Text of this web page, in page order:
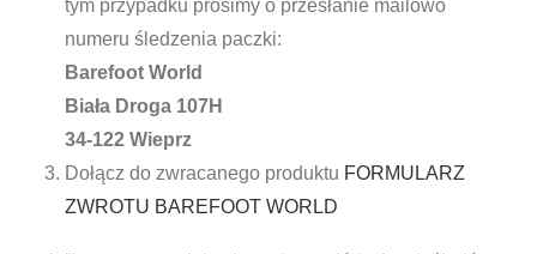
tym przypadku prosimy o przesłanie mailowo
numeru śledzenia paczki:
Barefoot World
Biała Droga 107H
34-122 Wieprz
Dołącz do zwracanego produktu FORMULARZ
ZWROTU BAREFOOT WORLD